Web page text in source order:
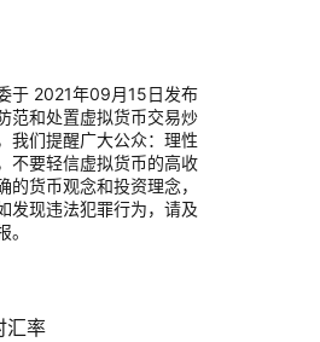
于 2021年09月15日发布
范和处置虚拟货币交易炒
我们提醒广大公众：理性
不要轻信虚拟货币的高收
的货币观念和投资理念，
发现违法犯罪行为，请及
汇率